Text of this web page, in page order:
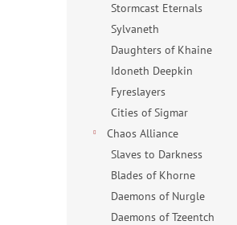
Stormcast Eternals
Sylvaneth
Daughters of Khaine
Idoneth Deepkin
Fyreslayers
Cities of Sigmar
Chaos Alliance
Slaves to Darkness
Blades of Khorne
Daemons of Nurgle
Daemons of Tzeentch